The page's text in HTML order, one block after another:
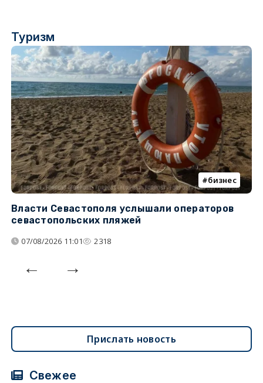
Туризм
бизнес
Власти Севастополя услышали операторов
севастопольских пляжей
07/08/2026 11:01 2318
Прислать новость
Свежее